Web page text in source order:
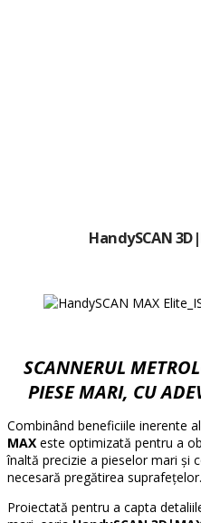
HandySCAN 3D
SCANNERUL
PIESE MARI, CU
Combinând beneficiile inerente
MAX este optimizată pentru a
înaltă precizie a pieselor mari și
necesară pregătirea suprafețelor.
Proiectată pentru a capta